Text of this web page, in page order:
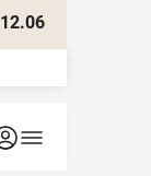
12.06